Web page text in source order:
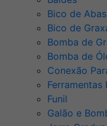
Bico de
Bico de
Bomba de
Bomba de
Conexão
Ferramentas
Funil
Galão e